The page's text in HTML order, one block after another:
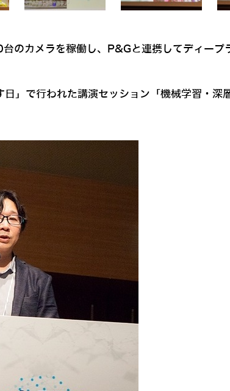
のカメラを稼働し、P&Gと連携してディープ
で行われた講演セッション「機械学習・深